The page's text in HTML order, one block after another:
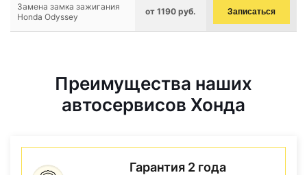
Замена замка зажигания
Honda Odyssey
от 1190 руб. Записаться
Преимущества наших
автосервисов Хонда
Гарантия 2 года